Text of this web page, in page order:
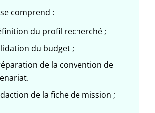
comprend :
du profil recherché ;
du budget ;
de la convention de
de la fiche de mission ;